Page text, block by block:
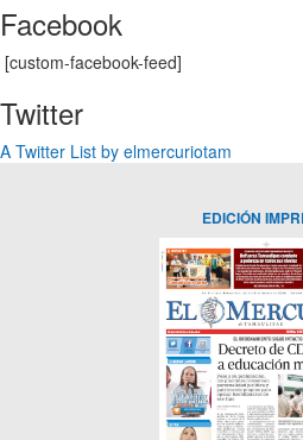
Facebook
[custom-facebook-feed]
Twitter
A Twitter List by elmercuriotam
EDICIÓN